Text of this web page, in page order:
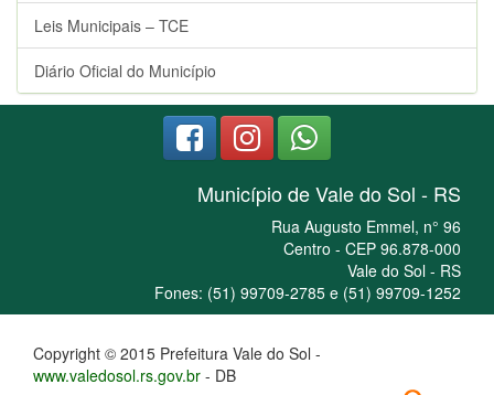
Leis Municipais – TCE
Diário Oficial do Município
Município de Vale do Sol - RS
Rua Augusto Emmel, n° 96
Centro - CEP 96.878-000
Vale do Sol - RS
Fones: (51) 99709-2785 e (51) 99709-1252
Copyright © 2015 Prefeitura Vale do Sol -
www.valedosol.rs.gov.br - DB